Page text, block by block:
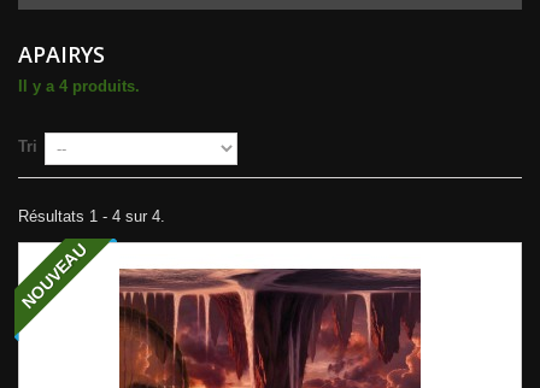
APAIRYS
Il y a 4 produits.
Tri
Résultats 1 - 4 sur 4.
NOUVEAU